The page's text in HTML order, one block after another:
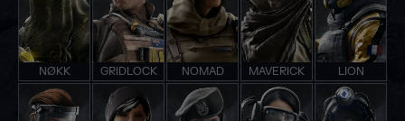
NØKK GRIDLOCK NOMAD MAVERICK LION